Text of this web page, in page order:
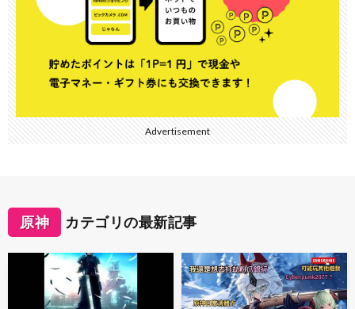
Advertisement
原神 カテゴリの最新記事